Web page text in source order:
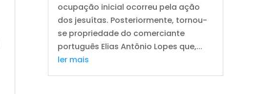
ocupação inicial ocorreu pela ação
dos jesuítas. Posteriormente, tornou-
se propriedade do comerciante
português Elias Antônio Lopes que,...
ler mais